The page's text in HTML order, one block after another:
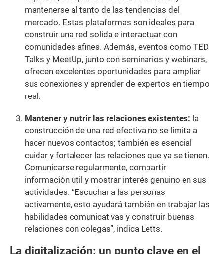
mantenerse al tanto de las tendencias del
mercado. Estas plataformas son ideales para
construir una red sólida e interactuar con
comunidades afines. Además, eventos como TED
Talks y MeetUp, junto con seminarios y webinars,
ofrecen excelentes oportunidades para ampliar
sus conexiones y aprender de expertos en tiempo
real.
Mantener y nutrir las relaciones existentes: la
construcción de una red efectiva no se limita a
hacer nuevos contactos; también es esencial
cuidar y fortalecer las relaciones que ya se tienen.
Comunicarse regularmente, compartir
información útil y mostrar interés genuino en sus
actividades. “Escuchar a las personas
activamente, esto ayudará también en trabajar las
habilidades comunicativas y construir buenas
relaciones con colegas”, indica Letts.
La digitalización: un punto clave en el